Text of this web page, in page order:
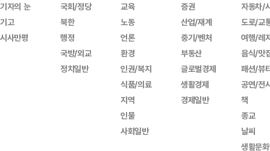
기자의 눈
기고
시사만평
국회/정당
북한
행정
국방/외교
정치일반
교육
노동
언론
환경
인권/복지
식품/의료
지역
인물
사회일반
증권
산업/재계
중기/벤처
부동산
글로벌경제
생활경제
경제일반
자동차/
도로/교
여행/레
음식/맛
패션/뷰
공연/전
책
종교
날씨
생활문